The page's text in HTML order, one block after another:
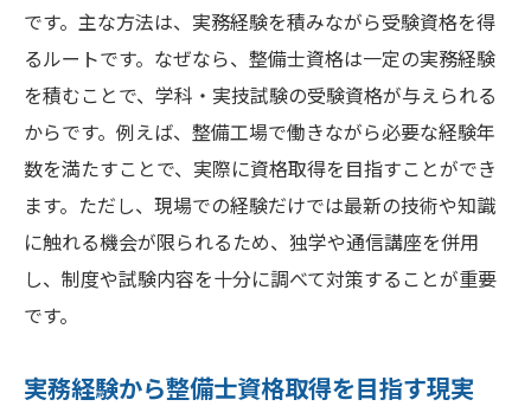
です。主な方法は、実務経験を積みながら受験資格を得
るルートです。なぜなら、整備士資格は一定の実務経験
を積むことで、学科・実技試験の受験資格が与えられる
からです。例えば、整備工場で働きながら必要な経験年
数を満たすことで、実際に資格取得を目指すことができ
ます。ただし、現場での経験だけでは最新の技術や知識
に触れる機会が限られるため、独学や通信講座を併用
し、制度や試験内容を十分に調べて対策することが重要
です。
実務経験から整備士資格取得を目指す現実